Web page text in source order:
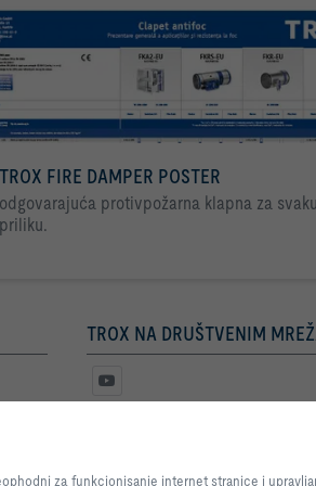
TROX FIRE DAMPER POSTER
odgovarajuća protivpožarna klapna za svaku
priliku.
TROX NA DRUŠTVENIM
stranice i omogućimo
za funkcionisanje internet stranice i